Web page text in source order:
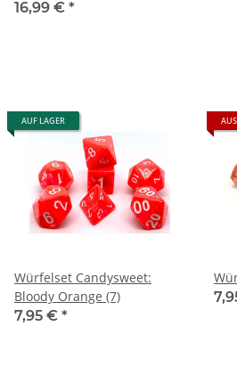
16,99 € *
AUF LAGER
Würfelset Candysweet:
Bloody Orange (7)
7,95 € *